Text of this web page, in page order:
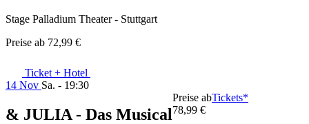
Stage Palladium Theater - Stuttgart
Preise ab 72,99 €
Ticket + Hotel
14 Nov Sa. - 19:30
& JULIA - Das Musical
Preise ab
78,99 €
Tickets*